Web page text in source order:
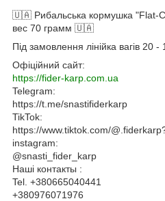
🇺🇦 Рибальська кормушка "Flat-
вес 70 грамм 🇺🇦
Під замовлення лінійка вагів 20 -
Офіційний сайт:
https://fider-karp.com.ua
Telegram:
https://t.me/snastifiderkarp
TikTok:
https://www.tiktok.com/
instagram:
@snasti_fider_karp
Наші контакты :
Tel. +380665040441
+380976071976